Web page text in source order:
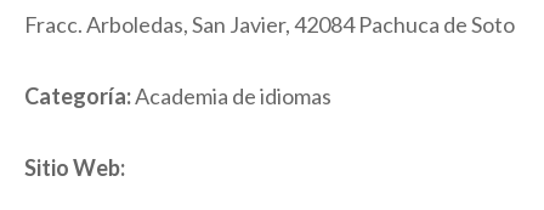
Fracc. Arboledas, San Javier, 42084 Pachuca de Soto
Categoría:Academia de idiomas
Sitio Web: